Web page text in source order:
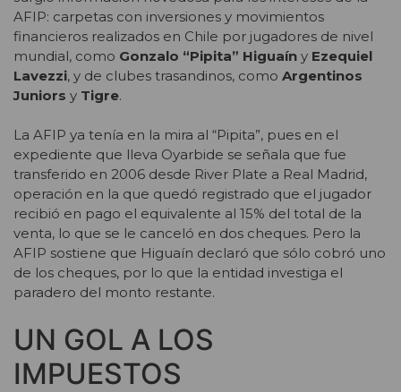
AFIP: carpetas con inversiones y movimientos
financieros realizados en Chile por jugadores de nivel
mundial, como Gonzalo “Pipita” Higuaín y Ezequiel
Lavezzi, y de clubes trasandinos, como Argentinos
Juniors y Tigre.
La AFIP ya tenía en la mira al “Pipita”, pues en el
expediente que lleva Oyarbide se señala que fue
transferido en 2006 desde River Plate a Real Madrid,
operación en la que quedó registrado que el jugador
recibió en pago el equivalente al 15% del total de la
venta, lo que se le canceló en dos cheques. Pero la
AFIP sostiene que Higuaín declaró que sólo cobró uno
de los cheques, por lo que la entidad investiga el
paradero del monto restante.
UN GOL A LOS
IMPUESTOS